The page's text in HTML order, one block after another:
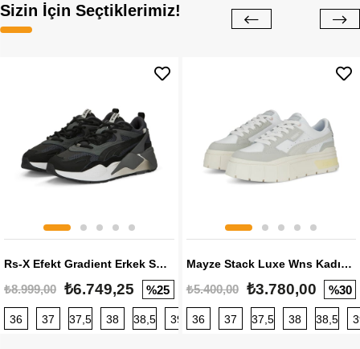
Sizin İçin Seçtiklerimiz!
Rs-X Efekt Gradient Erkek Sneaker
₺8.999,00 ₺6.749,25 %25
36 37 37,5 38 38,5 39 40 40,5 41 42 42,5
Mayze Stack Luxe Wns Kadın Sneaker
₺5.400,00 ₺3.780,00 %30
36 37 37,5 38 38,5